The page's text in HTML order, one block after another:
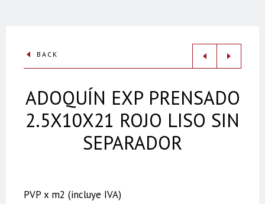
BACK
ADOQUÍN EXP PRENSADO
2.5X10X21 ROJO LISO SIN
SEPARADOR
PVP x m2 (incluye IVA)